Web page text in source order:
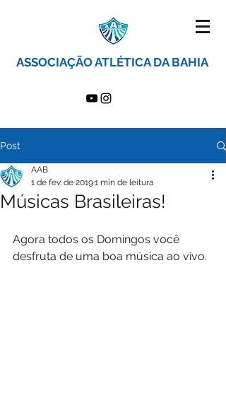
ASSOCIAÇÃO ATLÉTICA DA BAHIA
Post
Músicas Brasileiras!
AAB
1 de fev. de 20191 min de leitura
Agora todos os Domingos você
desfruta de uma boa música ao vivo.